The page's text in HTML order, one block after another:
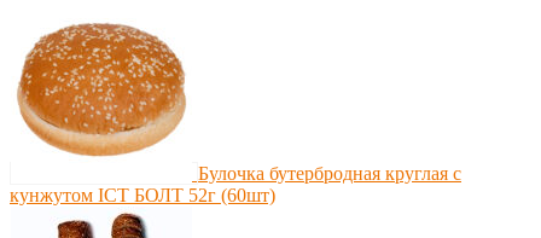
Булочка бутербродная круглая с
кунжутом ІСТ БОЛТ 52г (60шт)